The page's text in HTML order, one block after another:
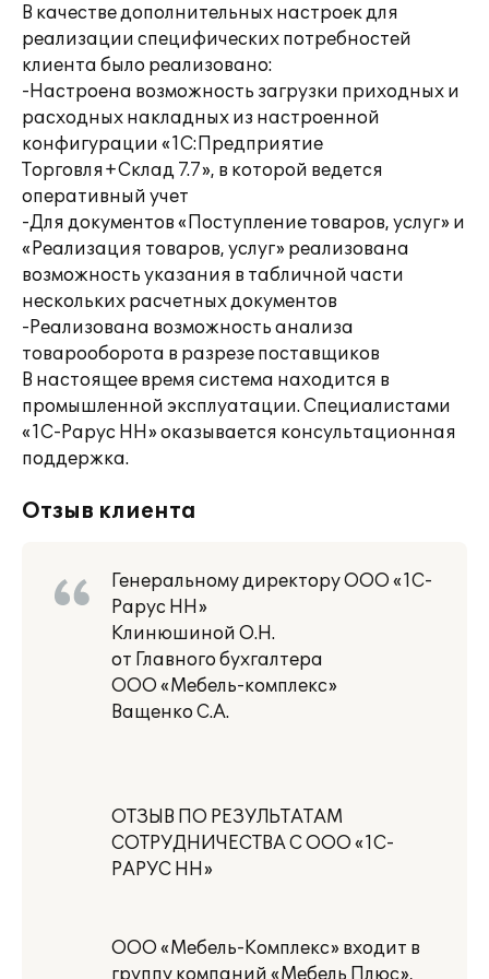
В качестве дополнительных настроек для
реализации специфических потребностей
клиента было реализовано:
-Настроена возможность загрузки приходных и
расходных накладных из настроенной
конфигурации «1С:Предприятие
Торговля+Склад 7.7», в которой ведется
оперативный учет
-Для документов «Поступление товаров, услуг» и
«Реализация товаров, услуг» реализована
возможность указания в табличной части
нескольких расчетных документов
-Реализована возможность анализа
товарооборота в разрезе поставщиков
В настоящее время система находится в
промышленной эксплуатации. Специалистами
«1С-Рарус НН» оказывается консультационная
поддержка.
Отзыв клиента
Генеральному директору ООО «1С-
Рарус НН»
Клинюшиной О.Н.
от Главного бухгалтера
ООО «Мебель-комплекс»
Ващенко С.А.
ОТЗЫВ ПО РЕЗУЛЬТАТАМ
СОТРУДНИЧЕСТВА С ООО «1С-
РАРУС НН»
ООО «Мебель-Комплекс» входит в
группу компаний «Мебель Плюс»,